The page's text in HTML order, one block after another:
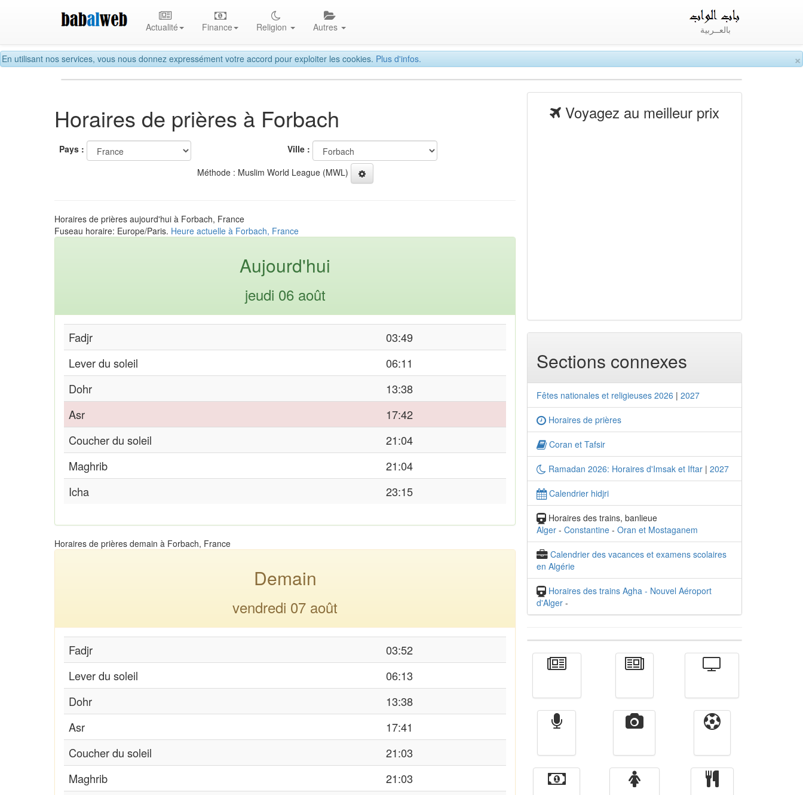
×
En utilisant nos services, vous nous donnez expressément votre accord pour exploiter les cookies. Plus d'infos.
Actualité Finance Religion Autres بالعــربية
Horaires de prières à Forbach
Pays :
Ville :
Méthode : Muslim World League (MWL)
Horaires de prières aujourd'hui à Forbach, France
Fuseau horaire: Europe/Paris. Heure actuelle à Forbach, France
Aujourd'hui
jeudi 06 août
Fadjr
03:49
Lever du soleil
06:11
Dohr
13:38
Asr
17:42
Coucher du soleil
21:04
Maghrib
21:04
Icha
23:15
Horaires de prières demain à Forbach, France
Demain
vendredi 07 août
Fadjr
03:52
Lever du soleil
06:13
Dohr
13:38
Asr
17:41
Coucher du soleil
21:03
Maghrib
21:03
Voyagez au meilleur prix
Sections connexes
Fêtes nationales et religieuses 2026 | 2027
Horaires de prières
Coran et Tafsir
Ramadan 2026: Horaires d'Imsak et Iftar | 2027
Calendrier hidjri
Horaires des trains, banlieue
Alger - Constantine - Oran et Mostaganem
Calendrier des vacances et examens scolaires
en Algérie
Horaires des trains Agha - Nouvel Aéroport
d'Alger -